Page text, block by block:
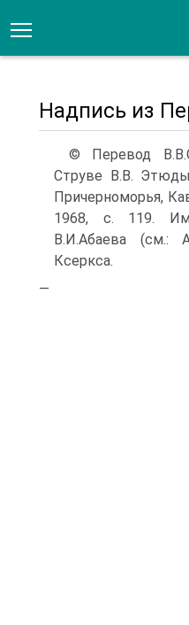
Надпись из
© Перевод
Струве В.В.
Причерноморья,
1968, с. 119.
В.И.Абаева (см.:
Ксерк­са.
—